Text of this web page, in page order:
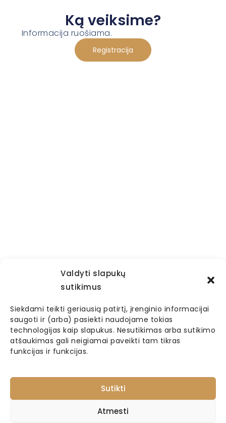
Valdyti slapukų
sutikimus
Siekdami teikti geriausią patirtį, įrenginio informacijai
saugoti ir (arba) pasiekti naudojame tokias
technologijas kaip slapukus. Nesutikimas arba sutikimo
atšaukimas gali neigiamai paveikti tam tikras
funkcijas ir funkcijas.
Sutikti
Atmesti
Ką veiksime?
Informacija ruošiama.
Registracija